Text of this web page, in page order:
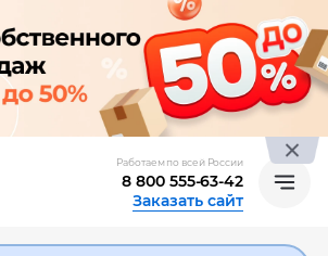
Работаем по всей России
8 800 555-63-42
Заказать сайт